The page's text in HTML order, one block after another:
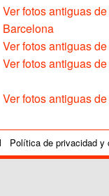
Ver fotos antiguas de
Barcelona
Ver fotos antiguas
Ver fotos antiguas
Ver fotos antiguas
Política de privacidad y